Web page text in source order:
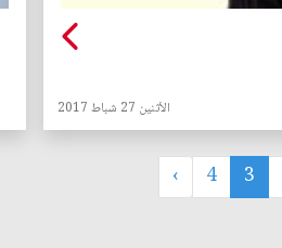
الأثنين 27 شباط 2017
3
4
›